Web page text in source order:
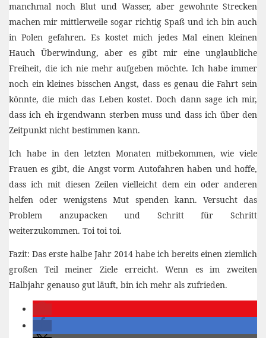
manchmal noch Blut und Wasser, aber gewohnte Strecken
machen mir mittlerweile sogar richtig Spaß und ich bin auch
in Polen gefahren. Es kostet mich jedes Mal einen kleinen
Hauch Überwindung, aber es gibt mir eine unglaubliche
Freiheit, die ich nie mehr aufgeben möchte. Ich habe immer
noch ein kleines bisschen Angst, dass es genau die Fahrt sein
könnte, die mich das Leben kostet. Doch dann sage ich mir,
dass ich eh irgendwann sterben muss und dass ich über den
Zeitpunkt nicht bestimmen kann.
Ich habe in den letzten Monaten mitbekommen, wie viele
Frauen es gibt, die Angst vorm Autofahren haben und hoffe,
dass ich mit diesen Zeilen vielleicht dem ein oder anderen
helfen oder wenigstens Mut spenden kann. Versucht das
Problem anzupacken und Schritt für Schritt
weiterzukommen. Toi toi toi.
Fazit: Das erste halbe Jahr 2014 habe ich bereits einen ziemlich
großen Teil meiner Ziele erreicht. Wenn es im zweiten
Halbjahr genauso gut läuft, bin ich mehr als zufrieden.